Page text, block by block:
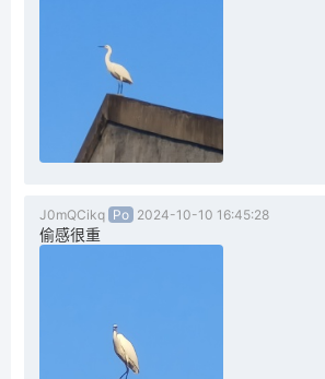
J0mQCikq Po 2024-10-10 16:45:28
偷感很重